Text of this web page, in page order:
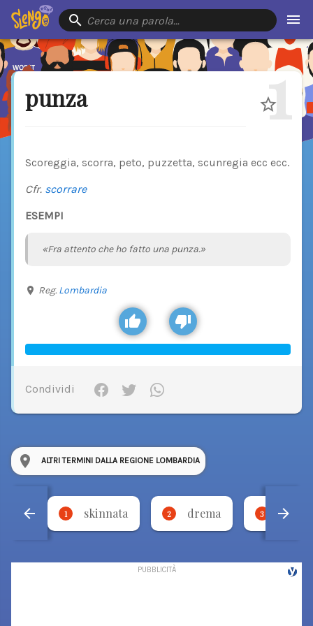
Cerca una parola…
punza 1
Scoreggia, scorra, peto, puzzetta, scunregia ecc ecc.
Cfr. scorrare
ESEMPI
«Fra attento che ho fatto una punza.»
Reg. Lombardia
Condividi
ALTRI TERMINI DALLA REGIONE LOMBARDIA
1 skinnata 2 drema 3